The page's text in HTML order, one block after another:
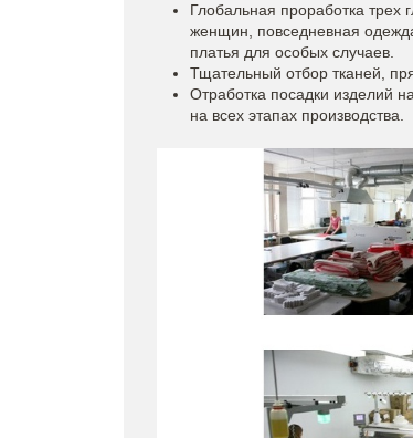
Глобальная проработка трех
женщин, повседневная
платья для особых случаев.
Тщательный отбор тканей,
Отработка посадки изделий
на всех этапах производства.